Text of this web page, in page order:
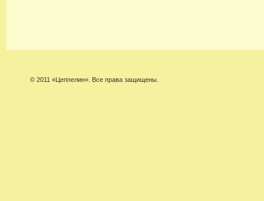
© 2011 «Цеппелин». Все права защищены.